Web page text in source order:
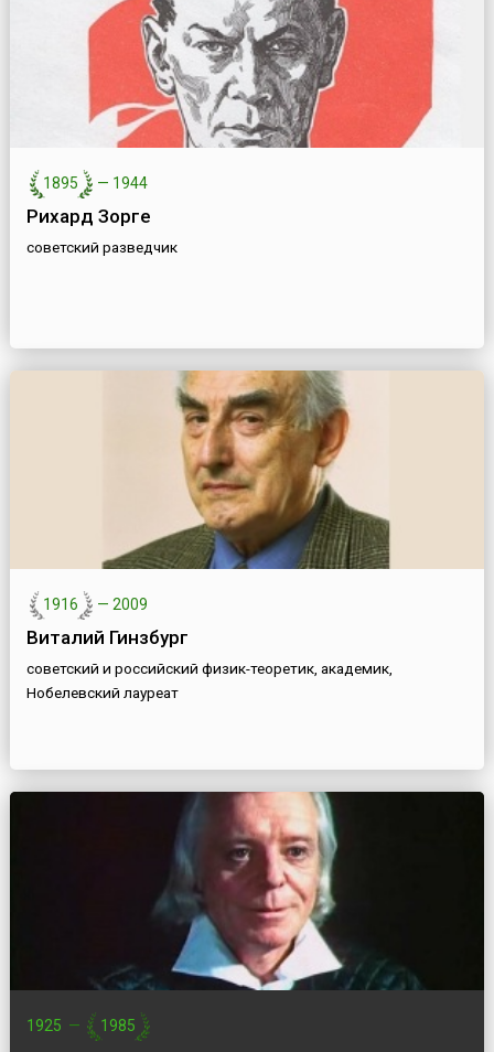
1895 — 1944
Рихард Зорге
советский разведчик
1916 — 2009
Виталий Гинзбург
советский и российский физик-теоретик, академик,
Нобелевский лауреат
1925 — 1985